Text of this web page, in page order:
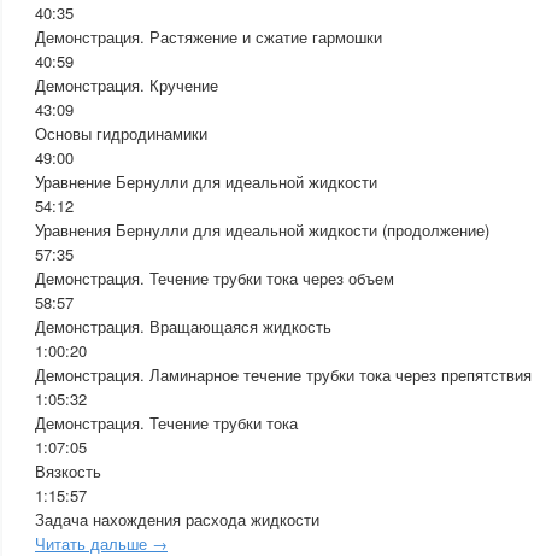
40:35
Демонстрация. Растяжение и сжатие гармошки
40:59
Демонстрация. Кручение
43:09
Основы гидродинамики
49:00
Уравнение Бернулли для идеальной жидкости
54:12
Уравнения Бернулли для идеальной жидкости (продолжение)
57:35
Демонстрация. Течение трубки тока через объем
58:57
Демонстрация. Вращающаяся жидкость
1:00:20
Демонстрация. Ламинарное течение трубки тока через препятствия
1:05:32
Демонстрация. Течение трубки тока
1:07:05
Вязкость
1:15:57
Задача нахождения расхода жидкости
Читать дальше →